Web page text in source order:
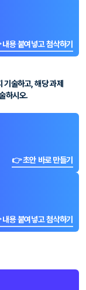
용 붙여넣고 첨삭하기
술하고, 해당 과제
하시오.
👉 초안 바로 만들기
용 붙여넣고 첨삭하기